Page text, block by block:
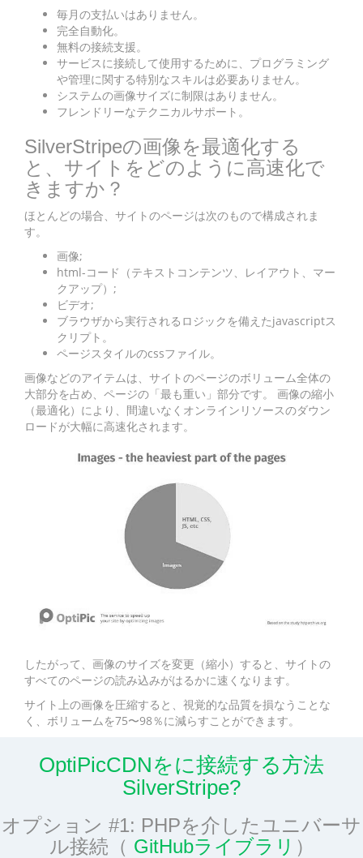
毎月の支払いはありません。
完全自動化。
無料の接続支援。
サービスに接続して使用するために、プログラミング
や管理に関する特別なスキルは必要ありません。
システムの画像サイズに制限はありません。
フレンドリーなテクニカルサポート。
SilverStripeの画像を最適化する
と、サイトをどのように高速化で
きますか？
ほとんどの場合、サイトのページは次のもので構成されま
す。
画像;
html-コード（テキストコンテンツ、レイアウト、マー
クアップ）;
ビデオ;
ブラウザから実行されるロジックを備えたjavascriptス
クリプト。
ページスタイルのcssファイル。
画像などのアイテムは、サイトのページのボリューム全体の
大部分を占め、ページの「最も重い」部分です。 画像の縮小
（最適化）により、間違いなくオンラインリソースのダウン
ロードが大幅に高速化されます。
したがって、画像のサイズを変更（縮小）すると、サイトの
すべてのページの読み込みがはるかに速くなります。
サイト上の画像を圧縮すると、視覚的な品質を損なうことな
く、ボリュームを75〜98％に減らすことができます。
OptiPicCDNをに接続する方法
SilverStripe?
オプション #1: PHPを介したユニバーサ
ル接続（ GitHubライブラリ ）